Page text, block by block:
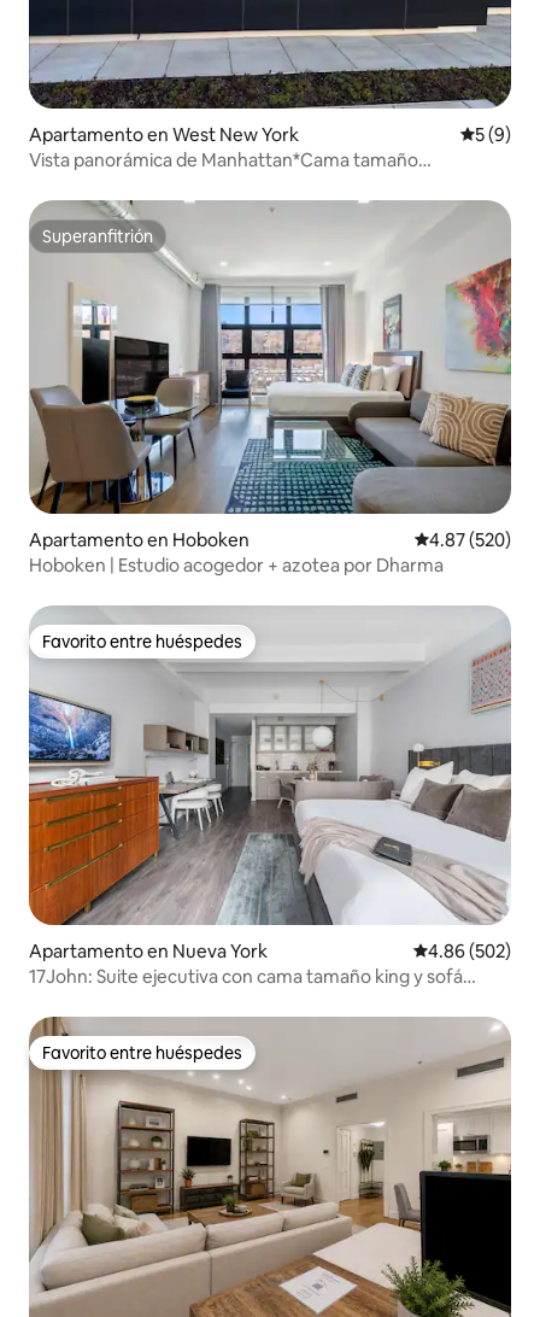
Apartamento en West New York
5 (9)
Vista panorámica de Manhattan*Cama tamaño
Superanfitrión
Superanfitrión
Apartamento en Hoboken Calificación
4.87 (520)
Hoboken | Estudio acogedor + azotea por Dharma
Favorito entre huéspedes
Favorito entre huéspedes
Apartamento en Nueva York Calificación
4.86 (502)
17John: Suite ejecutiva con cama tamaño king y sofá
Favorito entre huéspedes
Favorito entre huéspedes